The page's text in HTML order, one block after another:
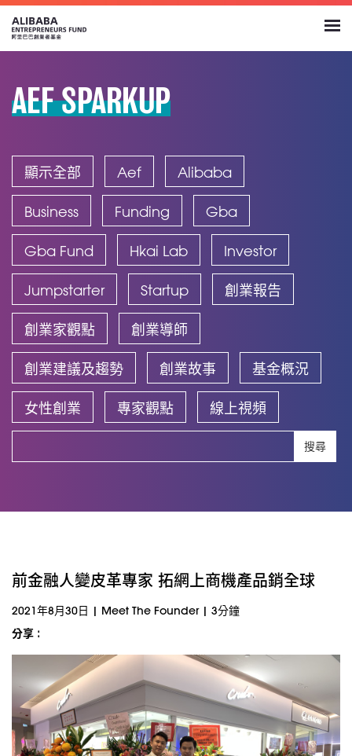
AEF SPARKUP
顯示全部 Aef Alibaba
Business Funding Gba
Gba Fund Hkai Lab Investor
Jumpstarter Startup 創業報告
創業家觀點 創業導師
創業建議及趨勢 創業故事 基金概況
女性創業 專家觀點 線上視頻
搜尋
前金融人變皮革專家 拓網上商機產品銷全球
2021年8月30日 | Meet The Founder| 3分鐘
分享 :